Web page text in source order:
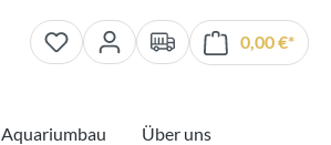
0,00 €*
Aquariumbau Über uns